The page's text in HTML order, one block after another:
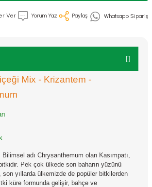
Ver Yorum Yaz Paylaş Whatsapp Sipariş
Mix - Krizantem -
Bilimsel adı Chrysanthemum olan Kasımpatı,
Pek çok ülkede son baharın yüzünü
yıllarda ülkemizde de popüler bitkilerden
küre formunda gelişir, bahçe ve